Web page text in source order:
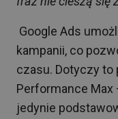
Google Ads
kampanii, co
czasu. Dotyczy
Performance Max
jedynie